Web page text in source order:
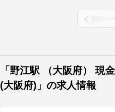
前のペ
「野江駅 （大阪府） 現
(大阪府)」の求人情報